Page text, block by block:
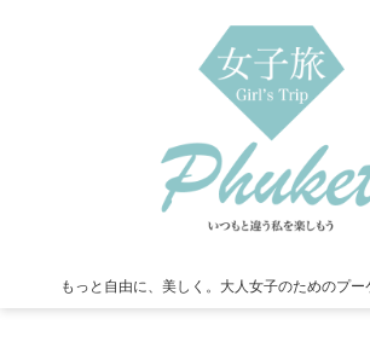
もっと自由に、美しく。大人女子のためのプー